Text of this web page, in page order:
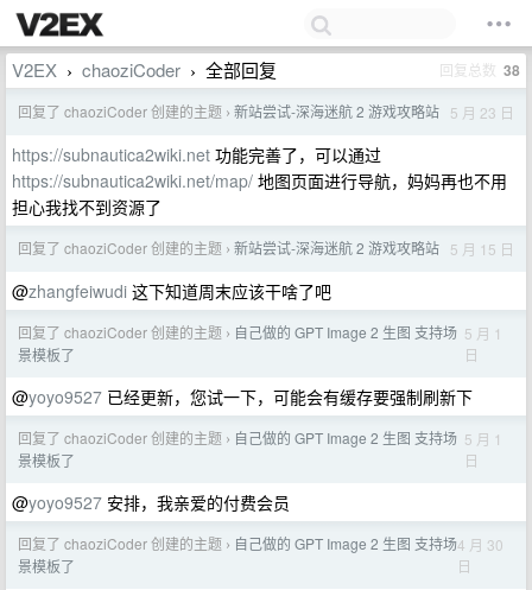
V2EX › chaoziCoder › 全部回复 回复总数 38
回复了 chaoziCoder 创建的主题 › 新站尝试-深海迷航 2 游戏攻略站 5 月 23 日
https://subnautica2wiki.net 功能完善了，可以通过
https://subnautica2wiki.net/map/ 地图页面进行导航，妈妈再也不用
担心我找不到资源了
回复了 chaoziCoder 创建的主题 › 新站尝试-深海迷航 2 游戏攻略站 5 月 15 日
@zhangfeiwudi 这下知道周末应该干啥了吧
回复了 chaoziCoder 创建的主题 › 自己做的 GPT Image 2 生图 支持场
景模板了
5 月 1
日
@yoyo9527 已经更新，您试一下，可能会有缓存要强制刷新下
回复了 chaoziCoder 创建的主题 › 自己做的 GPT Image 2 生图 支持场
景模板了
5 月 1
日
@yoyo9527 安排，我亲爱的付费会员
回复了 chaoziCoder 创建的主题 › 自己做的 GPT Image 2 生图 支持场
景模板了
4 月 30
日